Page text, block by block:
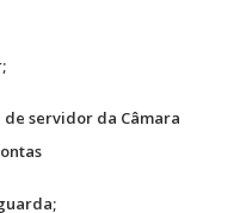
servidor da Câmara